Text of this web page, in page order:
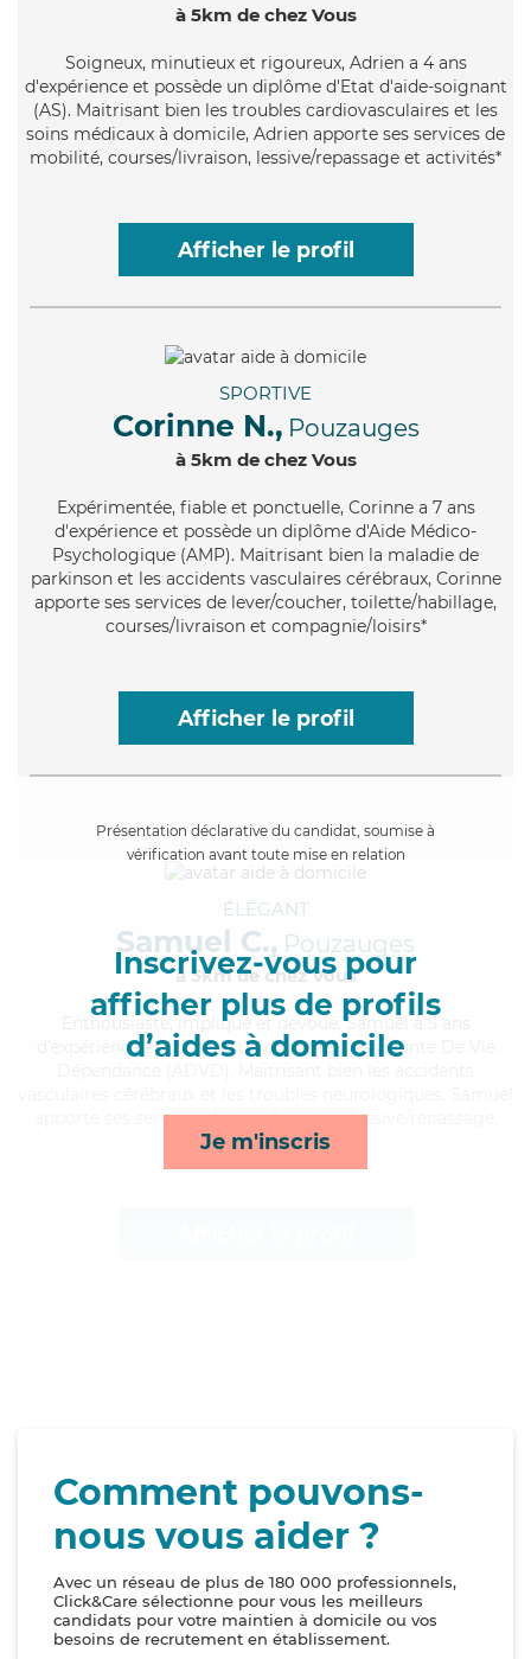
à 5km de chez Vous
Soigneux, minutieux et rigoureux, Adrien a 4 ans
d'expérience et possède un diplôme d'Etat d'aide-soignant
(AS). Maitrisant bien les troubles cardiovasculaires et les
soins médicaux à domicile, Adrien apporte ses services de
mobilité, courses/livraison, lessive/repassage et activités*
Afficher le profil
SPORTIVE
Corinne N., Pouzauges
à 5km de chez Vous
Expérimentée, fiable et ponctuelle, Corinne a 7 ans
d'expérience et possède un diplôme d'Aide Médico-
Psychologique (AMP). Maitrisant bien la maladie de
parkinson et les accidents vasculaires cérébraux, Corinne
apporte ses services de lever/coucher, toilette/habillage,
courses/livraison et compagnie/loisirs*
Afficher le profil
Présentation déclarative du candidat, soumise à
vérification avant toute mise en relation
Inscrivez-vous pour
afficher plus de profils
d’aides à domicile
Je m'inscris
ÉLÉGANT
Samuel C., Pouzauges
à 5km de chez Vous
, impliqué et dévoué, Samuel a 5 ans
d'expérience et possède un diplôme d'Assistante De Vie
apporte ses services de lever/coucher, lessive/repassage,
activités et rappels*
Comment pouvons-
nous vous aider ?
Avec un réseau de plus de 180 000 professionnels,
Click&Care sélectionne pour vous les meilleurs
candidats pour votre maintien à domicile ou vos
besoins de recrutement en établissement.